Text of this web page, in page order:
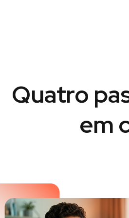
Quatro
em